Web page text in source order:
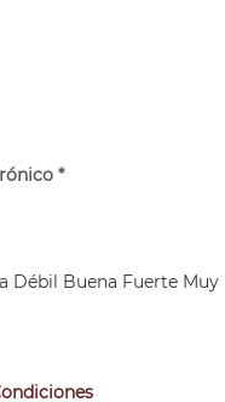
*
Débil Buena Fuerte Muy